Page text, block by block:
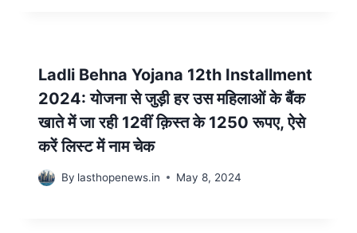
Ladli Behna Yojana 12th Installment
2024: योजना से जुड़ी हर उस महिलाओं के बैंक
खाते में जा रही 12वीं क़िस्त के 1250 रूपए, ऐसे
करें लिस्ट में नाम चेक
By lasthopenews.in May 8, 2024